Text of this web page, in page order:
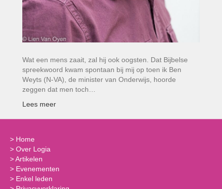
Wat een mens zaait, zal hij ook oogsten. Dat Bijbelse
spreekwoord kwam spontaan bij mij op toen ik Ben
Weyts (N-VA), de minister van Onderwijs, hoorde
zeggen dat men toch…
Lees meer
> Home
> Over Logia
>Artikelen
> Evenementen
> Enkel leden